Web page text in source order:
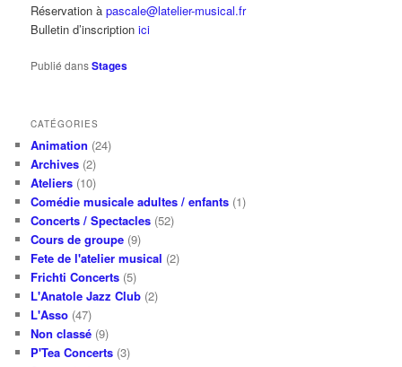
Réservation àpascale@latelier-musical.fr
Bulletin d’inscriptionici
Publié dansStages
CATÉGORIES
Animation (24)
Archives (2)
Ateliers (10)
Comédie musicale adultes / enfants (1)
Concerts / Spectacles (52)
Cours de groupe (9)
Fete de l'atelier musical (2)
Frichti Concerts (5)
L'Anatole Jazz Club (2)
L'Asso (47)
Non classé (9)
P'Tea Concerts (3)